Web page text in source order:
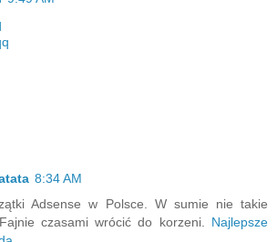
8:34 AM
Adsense w Polsce. W sumie nie takie
czasami wrócić do korzeni. Najlepsze